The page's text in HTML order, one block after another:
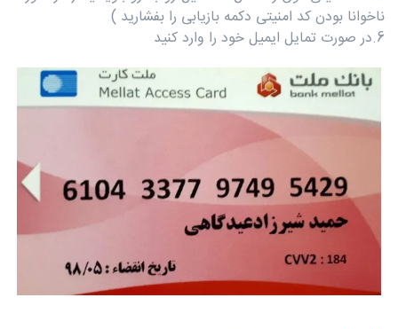
ناخوانا بودن کد امنیتی دکمه بازیابی را بفشارید )
6.در صورت تمایل ایمیل خود را وارد کنید